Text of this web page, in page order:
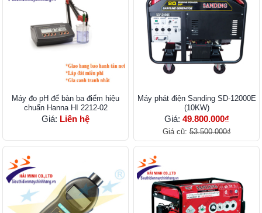
Máy đo pH để bàn ba điểm hiệu
chuẩn Hanna HI 2212-02
Giá: Liên hệ
Máy phát điện Sanding SD-12000E
(10KW)
Giá: 49.800.000₫
Giá cũ:53.500.000₫